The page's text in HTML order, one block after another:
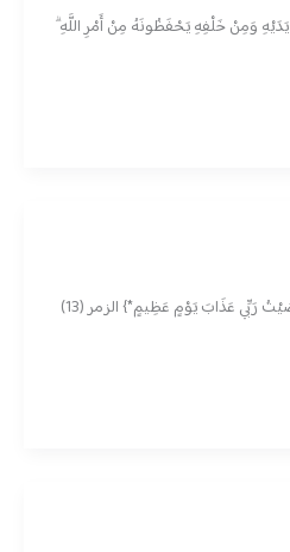
وَمِنْ خَلْفِهِ يَحْفَظُونَهُ مِنْ أَمْرِ اللَّهِ
-قال تعالى: { *‏قُلْ إِنِّي أَخَافُ إِنْ عَصَيْتُ رَبِّي عَذَابَ يَوْمٍ عَظِيمٍ*} الزمر (13)